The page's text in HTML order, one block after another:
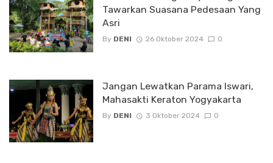
Tawarkan Suasana Pedesaan Yang
Asri
By DENI 26 Oktober 2024 0
Jangan Lewatkan Parama Iswari,
Mahasakti Keraton Yogyakarta
By DENI 3 Oktober 2024 0